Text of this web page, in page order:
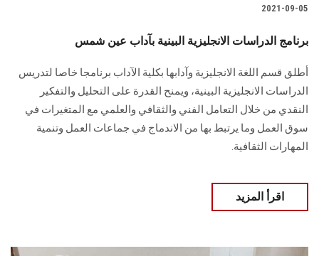
2021-09-05
برنامج الدراسات الانجليزية البينية بآداب عين شمس
أطلق قسم اللغة الانجليزية وآدابها بكلية الآداب برنامجا خاصا لتدريس
الدراسات الانجليزية البينية، ويمنح القدرة على التحليل والتفكير
النقدي من خلال التعامل الفني والثقافي والعلمي مع المتغيرات في
سوق العمل وما يرتبط بها من الاندماج في جماعات العمل وتنمية
المهارات الثقافية.
اقرأ المزيد